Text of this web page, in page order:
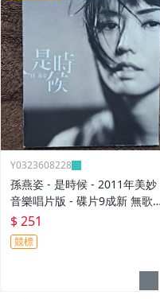
Y0323608228
孫燕姿 - 是時候 - 2011年美妙
音樂唱片版 - 碟片9成新 無歌
$ 251
競標